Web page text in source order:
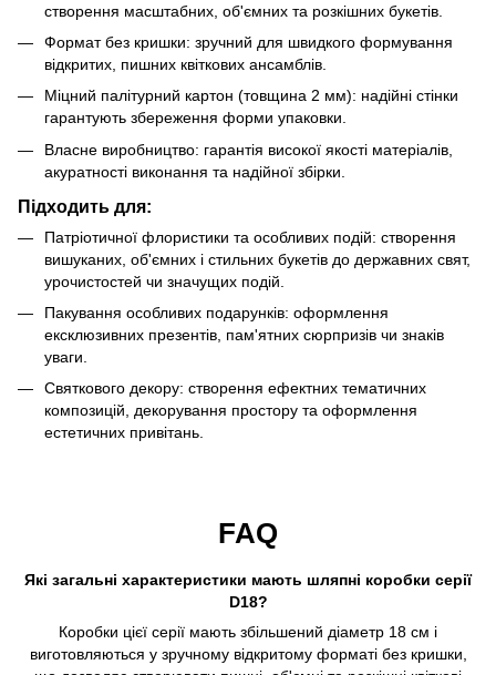
створення масштабних, об'ємних та розкішних букетів.
Формат без кришки: зручний для швидкого формування
відкритих, пишних квіткових ансамблів.
Міцний палітурний картон (товщина 2 мм): надійні стінки
гарантують збереження форми упаковки.
Власне виробництво: гарантія високої якості матеріалів,
акуратності виконання та надійної збірки.
Підходить для:
Патріотичної флористики та особливих подій: створення
вишуканих, об'ємних і стильних букетів до державних свят,
урочистостей чи значущих подій.
Пакування особливих подарунків: оформлення
ексклюзивних презентів, пам'ятних сюрпризів чи знаків
уваги.
Святкового декору: створення ефектних тематичних
композицій, декорування простору та оформлення
естетичних привітань.
FAQ
Які загальні характеристики мають шляпні коробки серії
D18?
Коробки цієї серії мають збільшений діаметр 18 см і
виготовляються у зручному відкритому форматі без кришки,